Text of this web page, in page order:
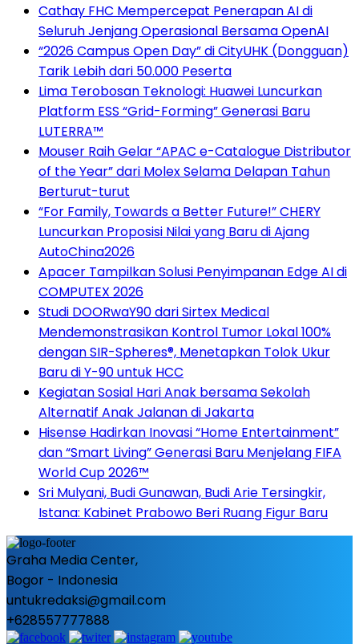
Cathay FHC Mempercepat Penerapan AI di
Seluruh Jenjang Operasional Bersama OpenAI
“2026 Campus Open Day” di CityUHK (Dongguan)
Tarik Lebih dari 50.000 Peserta
Lima Terobosan Teknologi: Huawei Luncurkan
Platform ESS “Grid-Forming” Generasi Baru
LUTERRA™
Mouser Raih Gelar “APAC e-Catalogue Distributor
of the Year” dari Molex Selama Delapan Tahun
Berturut-turut
“For Family, Towards a Better Future!” CHERY
Luncurkan Proposisi Nilai yang Baru di Ajang
AutoChina2026
Apacer Tampilkan Solusi Penyimpanan Edge AI di
COMPUTEX 2026
Studi DOORwaY90 dari Sirtex Medical
Mendemonstrasikan Kontrol Tumor Lokal 100%
dengan SIR-Spheres®, Menetapkan Tolok Ukur
Baru di Y-90 untuk HCC
Kegiatan Sosial Hari Anak bersama Sekolah
Alternatif Anak Jalanan di Jakarta
Hisense Hadirkan Inovasi “Home Entertainment”
dan “Smart Living” Generasi Baru Menjelang FIFA
World Cup 2026™
Sri Mulyani, Budi Gunawan, Budi Arie Tersingkir,
Istana: Kabinet Prabowo Beri Ruang Figur Baru
Graha Media Center,
Bogor - Indonesia
untukredaksi@gmail.com
+628557777888